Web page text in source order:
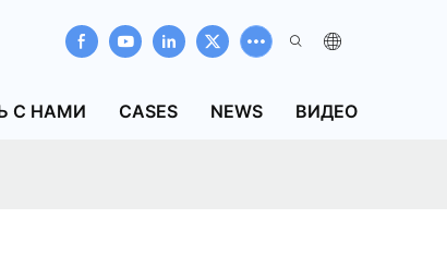
С НАМИ CASES NEWS ВИДЕО